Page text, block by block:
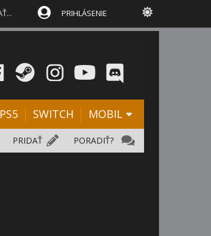
PRIHLÁSENIE
PS5 SWITCH MOBIL
PORADIŤ?
PRIDAŤ